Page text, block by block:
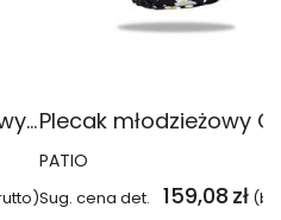
Biel. Kolory zła. Tom 3 wyd. 2025
PATIO
Sug. cena det. 159,08 zł